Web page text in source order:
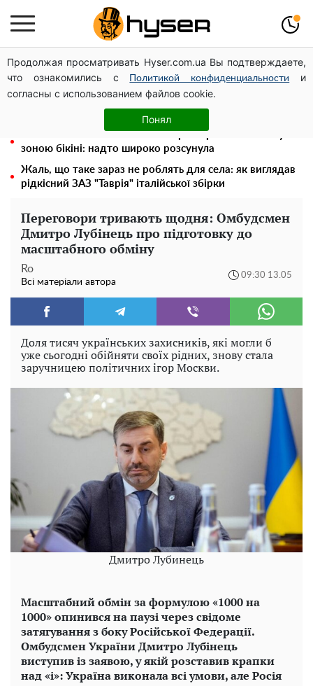
Продолжая просматривать Hyser.com.ua Вы подтверждаете,
что ознакомились с
Политикой конфиденциальности
и
согласны с использованием файлов cookie.
Понял
Олена Тополя злив відео – це далеко не все: фронтмен
"Антитіла" Тарас Тополя став наступним
Повністю гола Анна Трінчер блиснула "принадами":
таких розмірів ви ще не бачили
зоною бікіні: надто широко розсунула
Жаль, що таке зараз не роблять для села: як виглядав
рідкісний ЗАЗ "Таврія" італійської збірки
Переговори тривають щодня: Омбудсмен
Дмитро Лубінець про підготовку до
масштабного обміну
Ro
Всі матеріали автора
09:30 13.05
Доля тисяч українських захисників, які могли б
уже сьогодні обійняти своїх рідних, знову стала
заручницею політичних ігор Москви.
Дмитро Лубинець
Масштабний обмін за формулою «1000 на
1000» опинився на паузі через свідоме
затягування з боку Російської Федерації.
Омбудсмен України Дмитро Лубінець
виступив із заявою, у якій розставив крапки
над «і»: Україна виконала всі умови, але Росія